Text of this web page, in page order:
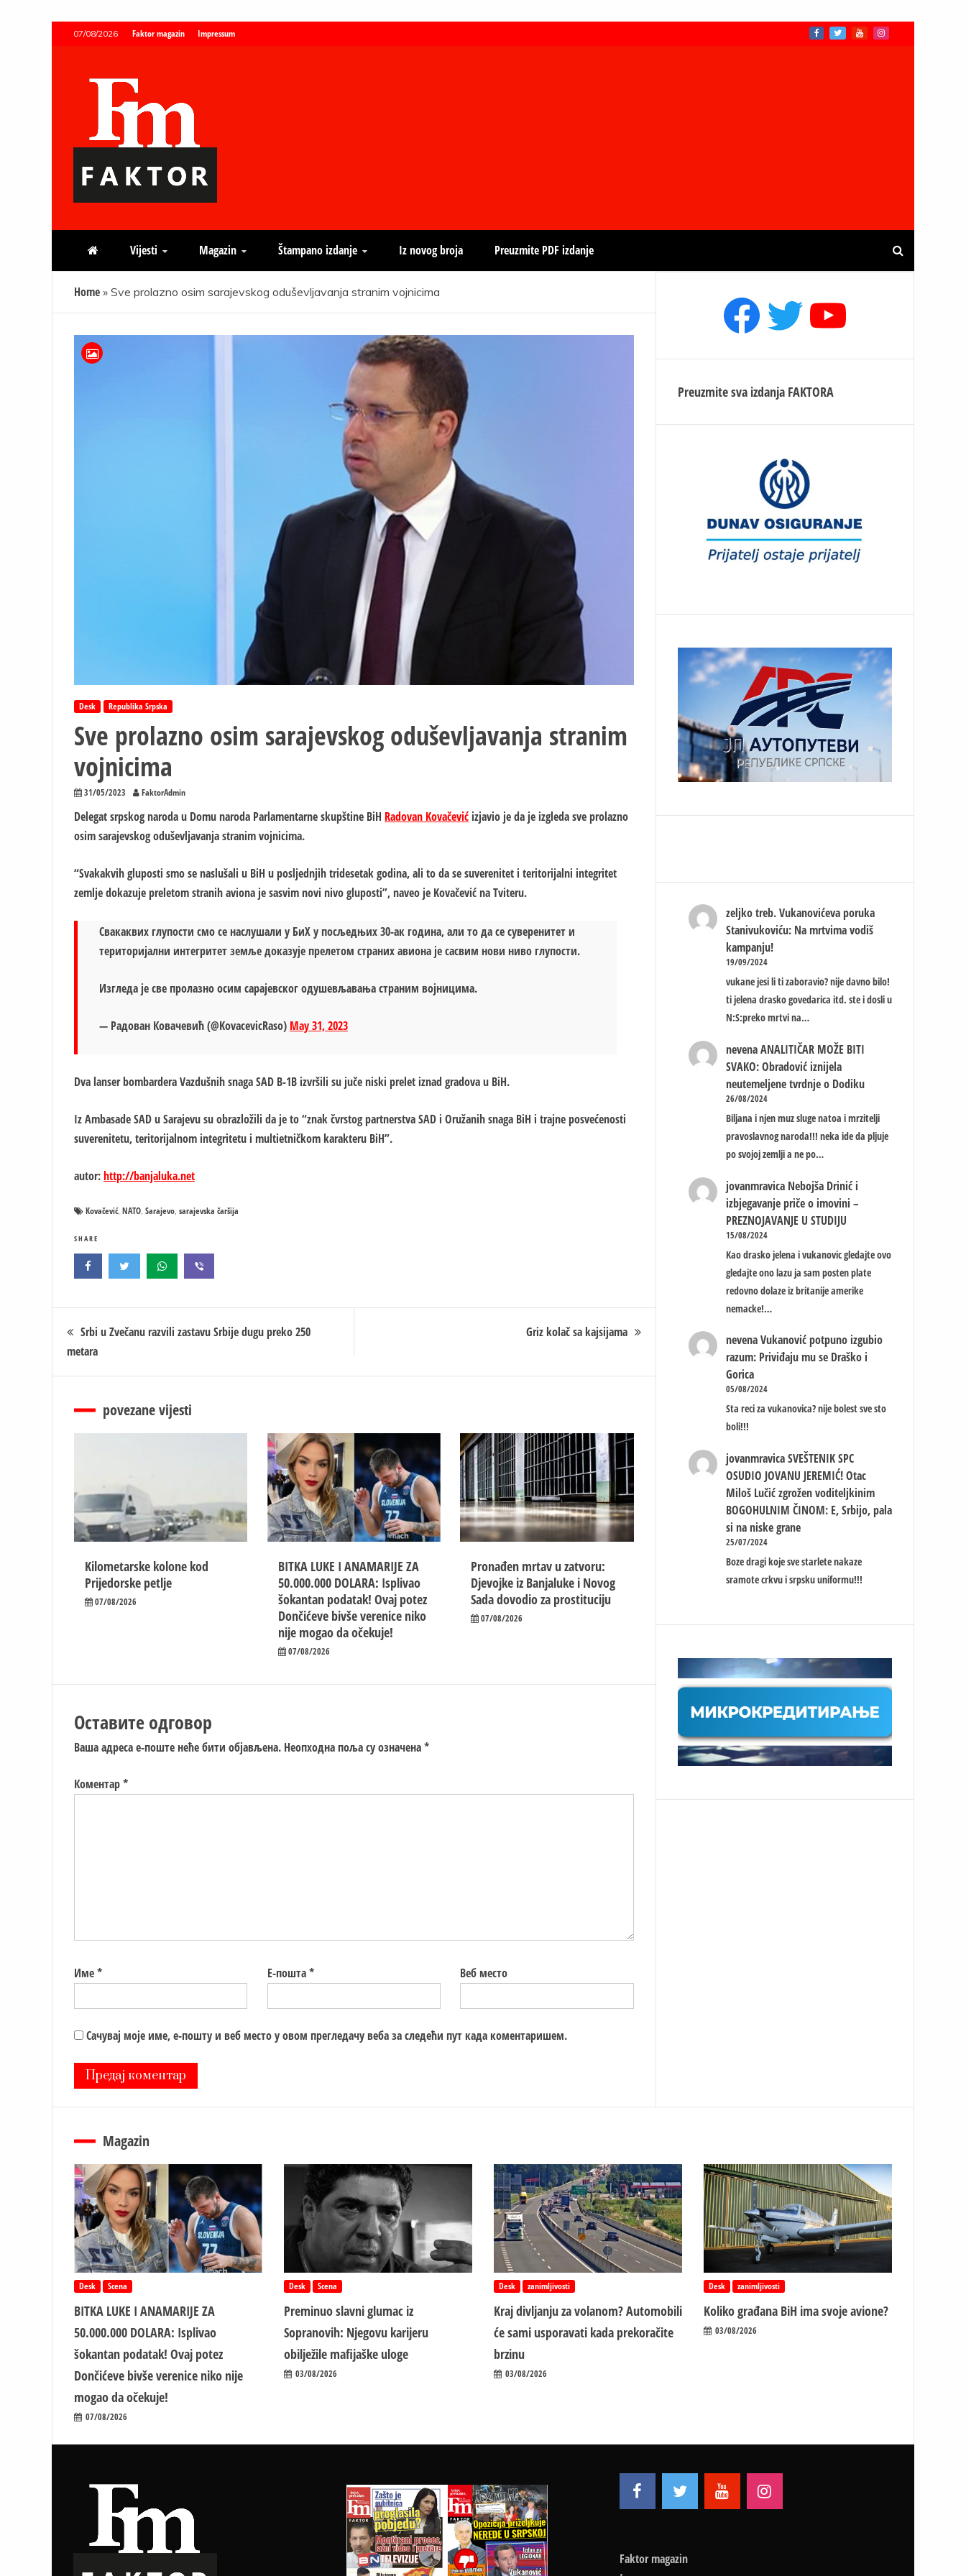
07/08/2026 Faktor magazin Impressum
Faktor magazin
Vijesti Magazin Štampano izdanje Iz novog broja Preuzmite PDF izdanje
Home » Sve prolazno osim sarajevskog oduševljavanja stranim vojnicima
Desk Republika Srpska
Sve prolazno osim sarajevskog oduševljavanja stranim
vojnicima
31/05/2023 FaktorAdmin
Delegat srpskog naroda u Domu naroda Parlamentarne skupštine BiH Radovan Kovačević izjavio je da je izgleda sve prolazno
osim sarajevskog oduševljavanja stranim vojnicima.
“Svakakvih gluposti smo se naslušali u BiH u posljednjih tridesetak godina, ali to da se suverenitet i teritorijalni integritet
zemlje dokazuje preletom stranih aviona je sasvim novi nivo gluposti”, naveo je Kovačević na Tviteru.
Свакаквих глупости смо се наслушали у БиХ у посљедњих 30-ак година, али то да се суверенитет и
територијални интегритет земље доказује прелетом страних авиона је сасвим нови ниво глупости.
Изгледа је све пролазно осим сарајевског одушевљавања страним војницима.
— Радован Ковачевић (@KovacevicRaso) May 31, 2023
Dva lanser bombardera Vazdušnih snaga SAD B-1B izvršili su juče niski prelet iznad gradova u BiH.
Iz Ambasade SAD u Sarajevu su obrazložili da je to “znak čvrstog partnerstva SAD i Oružanih snaga BiH i trajne posvećenosti
suverenitetu, teritorijalnom integritetu i multietničkom karakteru BiH”.
autor:http://banjaluka.net
Kovačević, NATO Sarajevo sarajevska čaršija
SHARE
Кретање
чланка
Srbi u Zvečanu razvili zastavu Srbije dugu preko 250
metara
Griz kolač sa kajsijama
povezane vijesti
Kilometarske kolone kod
Prijedorske petlje
07/08/2026
BITKA LUKE I ANAMARIJE ZA
50.000.000 DOLARA: Isplivao
šokantan podatak! Ovaj potez
Dončićeve bivše verenice niko
nije mogao da očekuje!
07/08/2026
Pronađen mrtav u zatvoru:
Djevojke iz Banjaluke i Novog
Sada dovodio za prostituciju
07/08/2026
Оставите одговор
Ваша адреса е-поште неће бити објављена. Неопходна поља су означена*
Коментар*
Име* Е-пошта* Веб место
Сачувај моје име, е-пошту и веб место у овом прегледачу веба за следећи пут када коментаришем.
Facebook
TwitterYouTube
Preuzmite sva izdanja FAKTORA
zeljko treb. Vukanovićeva poruka
Stanivukoviću: Na mrtvima vodiš
kampanju!
19/09/2024
vukane jesi li ti zaboravio? nije davno bilo!
ti jelena drasko govedarica itd. ste i dosli u
N:S:preko mrtvi na…
nevena ANALITIČAR MOŽE BITI
SVAKO: Obradović iznijela
neutemeljene tvrdnje o Dodiku
26/08/2024
Biljana i njen muz sluge natoa i mrzitelji
pravoslavnog naroda!!! neka ide da pljuje
po svojoj zemlji a ne po…
jovanmravica Nebojša Drinić i
izbjegavanje priče o imovini –
PREZNOJAVANJE U STUDIJU
15/08/2024
Kao drasko jelena i vukanovic gledajte ovo
gledajte ono lazu ja sam posten plate
redovno dolaze iz britanije amerike
nemacke!…
nevena Vukanović potpuno izgubio
razum: Priviđaju mu se Draško i
Gorica
05/08/2024
Sta reci za vukanovica? nije bolest sve sto
boli!!!
jovanmravica SVEŠTENIK SPC
OSUDIO JOVANU JEREMIĆ! Otac
Miloš Lučić zgrožen voditeljkinim
BOGOHULNIM ČINOM: E, Srbijo, pala
si na niske grane
25/07/2024
Boze dragi koje sve starlete nakaze
sramote crkvu i srpsku uniformu!!!
Magazin
Desk Scena
BITKA LUKE I ANAMARIJE ZA
50.000.000 DOLARA: Isplivao
šokantan podatak! Ovaj potez
Dončićeve bivše verenice niko nije
mogao da očekuje!
07/08/2026
Desk Scena
Preminuo slavni glumac iz
Sopranovih: Njegovu karijeru
obilježile mafijaške uloge
03/08/2026
Desk zanimljivosti
Kraj divljanju za volanom? Automobili
će sami usporavati kada prekoračite
brzinu
03/08/2026
Desk zanimljivosti
Koliko građana BiH ima svoje avione?
03/08/2026
Faktor magazin